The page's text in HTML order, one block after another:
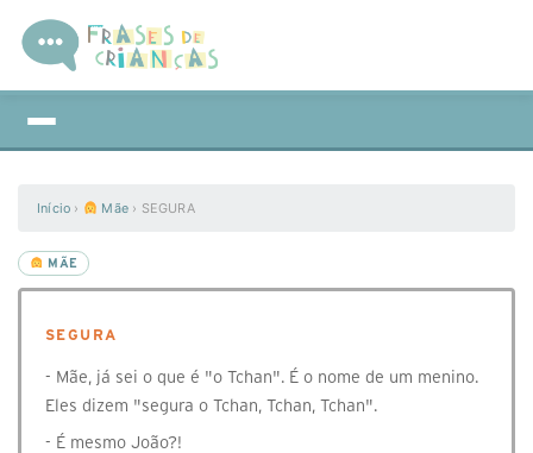
Início › Mãe › SEGURA
MÃE
SEGURA
- Mãe, já sei o que é "o Tchan". É o nome de um menino.
Eles dizem "segura o Tchan, Tchan, Tchan".
- É mesmo João?!